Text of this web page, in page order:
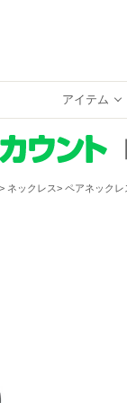
アイテム
ネックレス ペアネックレ